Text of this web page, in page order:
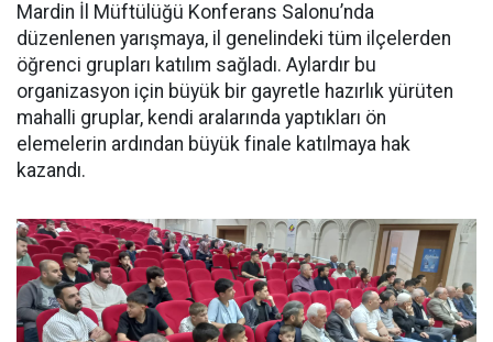
Mardin İl Müftülüğü Konferans Salonu’nda
düzenlenen yarışmaya, il genelindeki tüm ilçelerden
öğrenci grupları katılım sağladı. Aylardır bu
organizasyon için büyük bir gayretle hazırlık yürüten
mahalli gruplar, kendi aralarında yaptıkları ön
elemelerin ardından büyük finale katılmaya hak
kazandı.